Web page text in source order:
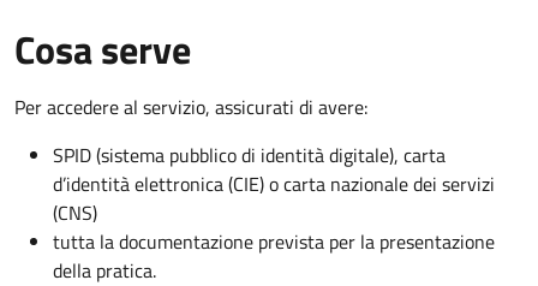
Cosa serve
Per accedere al servizio, assicurati di avere:
SPID (sistema pubblico di identità digitale), carta
d’identità elettronica (CIE) o carta nazionale dei servizi
(CNS)
tutta la documentazione prevista per la presentazione
della pratica.